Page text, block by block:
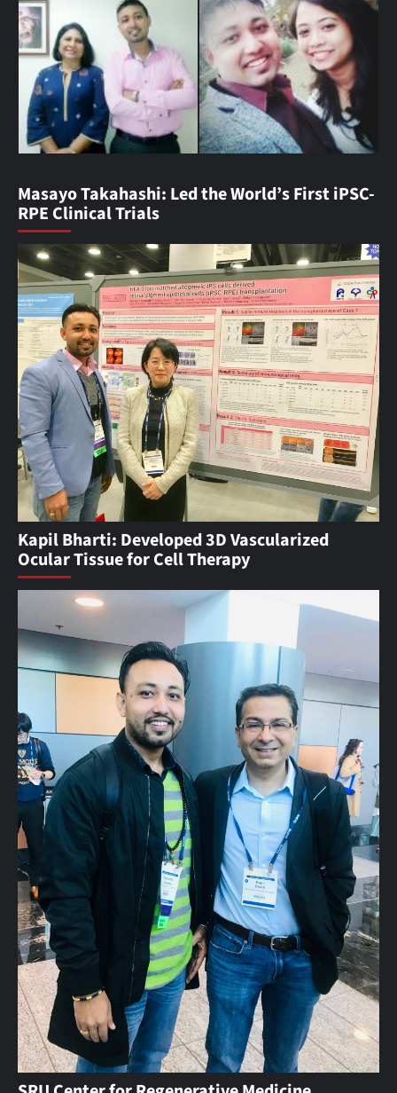
Masayo Takahashi: Led the World’s First iPSC-
RPE Clinical Trials
Kapil Bharti: Developed 3D Vascularized
Ocular Tissue for Cell Therapy